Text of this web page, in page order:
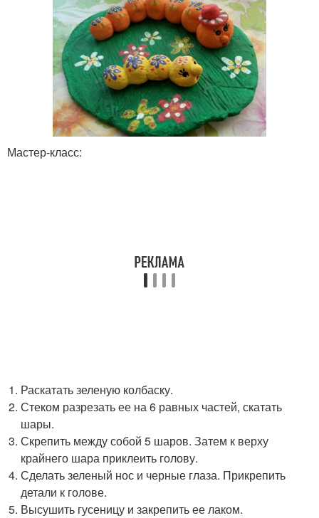
Мастер-класс:
Раскатать зеленую колбаску.
Стеком разрезать ее на 6 равных частей, скатать
шары.
Скрепить между собой 5 шаров. Затем к верху
крайнего шара приклеить голову.
Сделать зеленый нос и черные глаза. Прикрепить
детали к голове.
Высушить гусеницу и закрепить ее лаком.